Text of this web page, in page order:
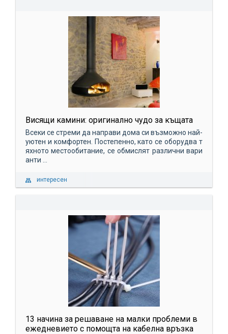
Висящи камини: оригинално чудо за къщата
Всеки се стреми да направи дома си възможно най-
уютен и комфортен. Постепенно, като се оборудва т
яхното местообитание, се обмислят различни вари
анти ...
интересен
13 начина за решаване на малки проблеми в
ежедневието с помощта на кабелна връзка